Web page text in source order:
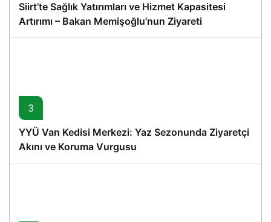
Siirt’te Sağlık Yatırımları ve Hizmet Kapasitesi
Artırımı – Bakan Memişoğlu’nun Ziyareti
3
YYÜ Van Kedisi Merkezi: Yaz Sezonunda Ziyaretçi
Akını ve Koruma Vurgusu